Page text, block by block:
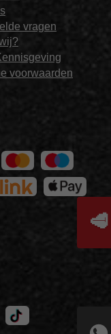
vragen
voorwaarden
🥩